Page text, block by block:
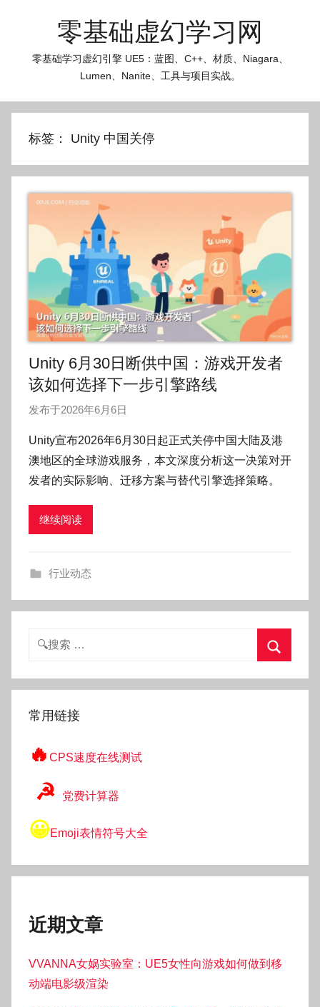
零基础虚幻学习网
零基础学习虚幻引擎 UE5：蓝图、C++、材质、Niagara、
Lumen、Nanite、工具与项目实战。
标签： Unity 中国关停
Unity 6月30日断供中国：游戏开发者
该如何选择下一步引擎路线
发布于2026年6月6日
:
O
k
Unity宣布2026年6月30日起正式关停中国大陆及港
澳地区的全球游戏服务，本文深度分析这一决策对开
发者的实际影响、迁移方案与替代引擎选择策略。
继续阅读
行业动态
搜
索
常用链接
🔥 CPS速度在线测试
☭ 党费计算器
😀Emoji表情符号大全
近期文章
VVANNA女娲实验室：UE5女性向游戏如何做到移
动端电影级渲染